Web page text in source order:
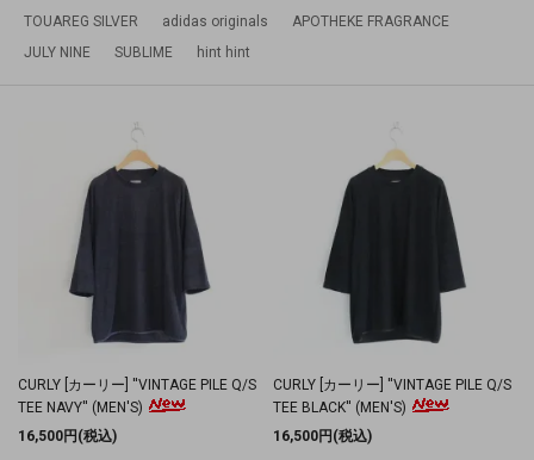
TOUAREG SILVER
adidas originals
APOTHEKE FRAGRANCE
JULY NINE
SUBLIME hint hint
CURLY [カーリー] ''VINTAGE PILE Q/S
TEE NAVY'' (MEN'S)
16,500円(税込)
CURLY [カーリー] ''VINTAGE PILE Q/S
TEE BLACK'' (MEN'S)
16,500円(税込)